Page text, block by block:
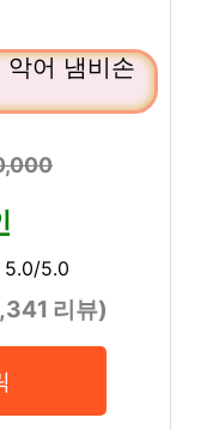
악어 냄비손
5.0/5.0
리뷰)